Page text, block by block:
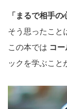
「まるで相手
そう思ったこと
この本では コ
ックを学ぶこと